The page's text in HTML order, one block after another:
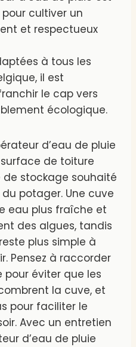
cultiver un
et respectueux
à tous les
il est
le cap vers
écologique.
d’eau de pluie
de toiture
de stockage souhaité
potager. Une cuve
eau plus fraîche et
des algues, tandis
plus simple à
Pensez à raccorder
éviter que les
la cuve, et
pour faciliter le
Avec un entretien
d’eau de pluie